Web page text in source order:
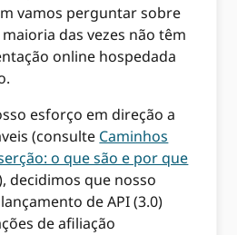
vamos perguntar sobre
das vezes não têm
online hospedada
esforço em direção a
​​(consulte Caminhos
o que são e por que
decidimos que nosso
de API (3.0)
de afiliação